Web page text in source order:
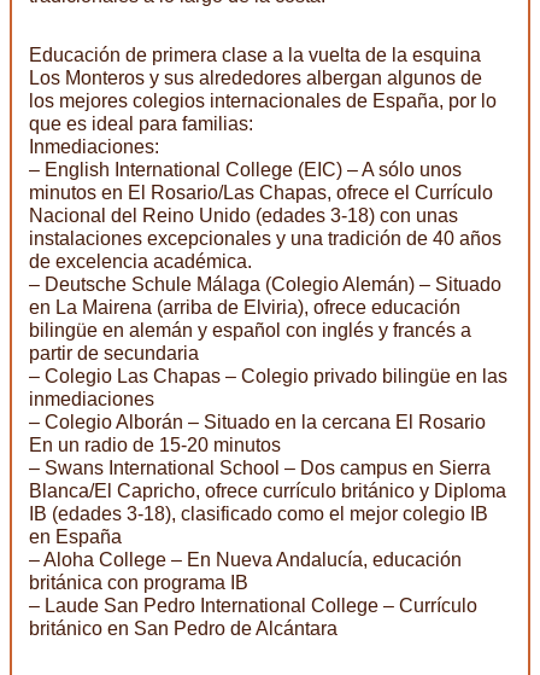
Educación de primera clase a la vuelta de la esquina
Los Monteros y sus alrededores albergan algunos de
los mejores colegios internacionales de España, por lo
que es ideal para familias:
Inmediaciones:
– English International College (EIC) – A sólo unos
minutos en El Rosario/Las Chapas, ofrece el Currículo
Nacional del Reino Unido (edades 3-18) con unas
instalaciones excepcionales y una tradición de 40 años
de excelencia académica.
– Deutsche Schule Málaga (Colegio Alemán) – Situado
en La Mairena (arriba de Elviria), ofrece educación
bilingüe en alemán y español con inglés y francés a
partir de secundaria
– Colegio Las Chapas – Colegio privado bilingüe en las
inmediaciones
– Colegio Alborán – Situado en la cercana El Rosario
En un radio de 15-20 minutos
– Swans International School – Dos campus en Sierra
Blanca/El Capricho, ofrece currículo británico y Diploma
IB (edades 3-18), clasificado como el mejor colegio IB
en España
– Aloha College – En Nueva Andalucía, educación
británica con programa IB
– Laude San Pedro International College – Currículo
británico en San Pedro de Alcántara